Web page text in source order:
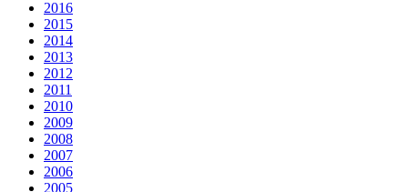
2016
2015
2014
2013
2012
2011
2010
2009
2008
2007
2006
2005